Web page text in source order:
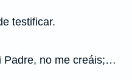
testificar.
Padre, no me creáis;…